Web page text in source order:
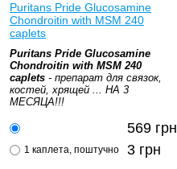
Puritans Pride Glucosamine
Chondroitin with MSM 240
caplets
Puritans Pride Glucosamine
Chondroitin with MSM 240
caplets - препарат для связок,
костей, хрящей ... НА 3
МЕСЯЦА!!!
569 грн
1 каплета, поштучно 3 грн